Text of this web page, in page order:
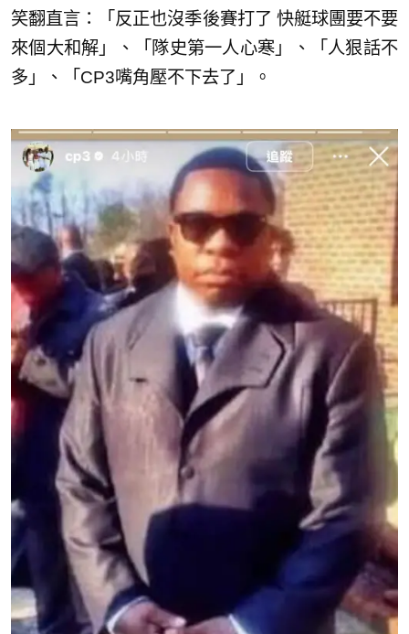
笑翻直言：「反正也沒季後賽打了 快艇球團要不要
來個大和解」、「隊史第一人心寒」、「人狠話不
多」、「CP3嘴角壓不下去了」。